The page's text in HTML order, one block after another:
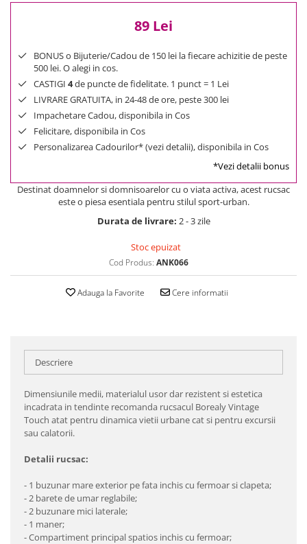
89 Lei
BONUS o Bijuterie/Cadou de 150 lei la fiecare achizitie de peste
500 lei. O alegi in cos.
CASTIGI 4de puncte de fidelitate. 1 punct = 1 Lei
LIVRARE GRATUITA, in 24-48 de ore, peste 300 lei
Impachetare Cadou, disponibila in Cos
Felicitare, disponibila in Cos
Personalizarea Cadourilor* (vezi detalii), disponibila in Cos
*Vezi detalii bonus
Destinat doamnelor si domnisoarelor cu o viata activa, acest rucsac
este o piesa esentiala pentru stilul sport-urban.
Durata de livrare: 2 - 3 zile
Stoc epuizat
Cod Produs: ANK066
Adauga la Favorite Cere informatii
Descriere
Dimensiunile medii, materialul usor dar rezistent si estetica
incadrata in tendinte recomanda rucsacul Borealy Vintage
Touch atat pentru dinamica vietii urbane cat si pentru excursii
sau calatorii.
Detalii rucsac:
- 1 buzunar mare exterior pe fata inchis cu fermoar si clapeta;
- 2 barete de umar reglabile;
- 2 buzunare mici laterale;
- 1 maner;
- Compartiment principal spatios inchis cu fermoar;